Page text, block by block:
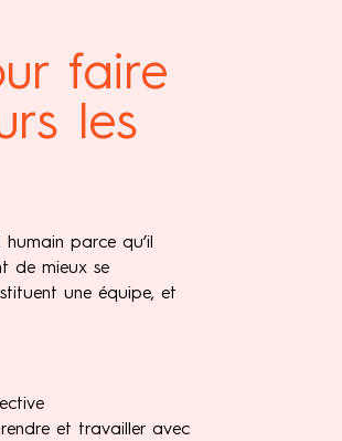
faire
les
parce qu’il
de mieux se
une équipe, et
et travailler avec